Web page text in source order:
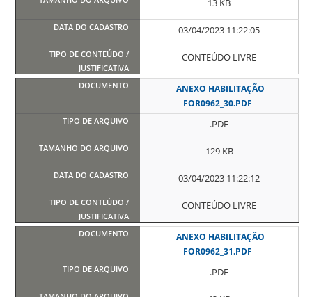
13 KB
03/04/2023 11:22:05
CONTEÚDO LIVRE
ANEXO HABILITAÇÃO
FOR0962_30.PDF
.PDF
129 KB
03/04/2023 11:22:12
CONTEÚDO LIVRE
ANEXO HABILITAÇÃO
FOR0962_31.PDF
.PDF